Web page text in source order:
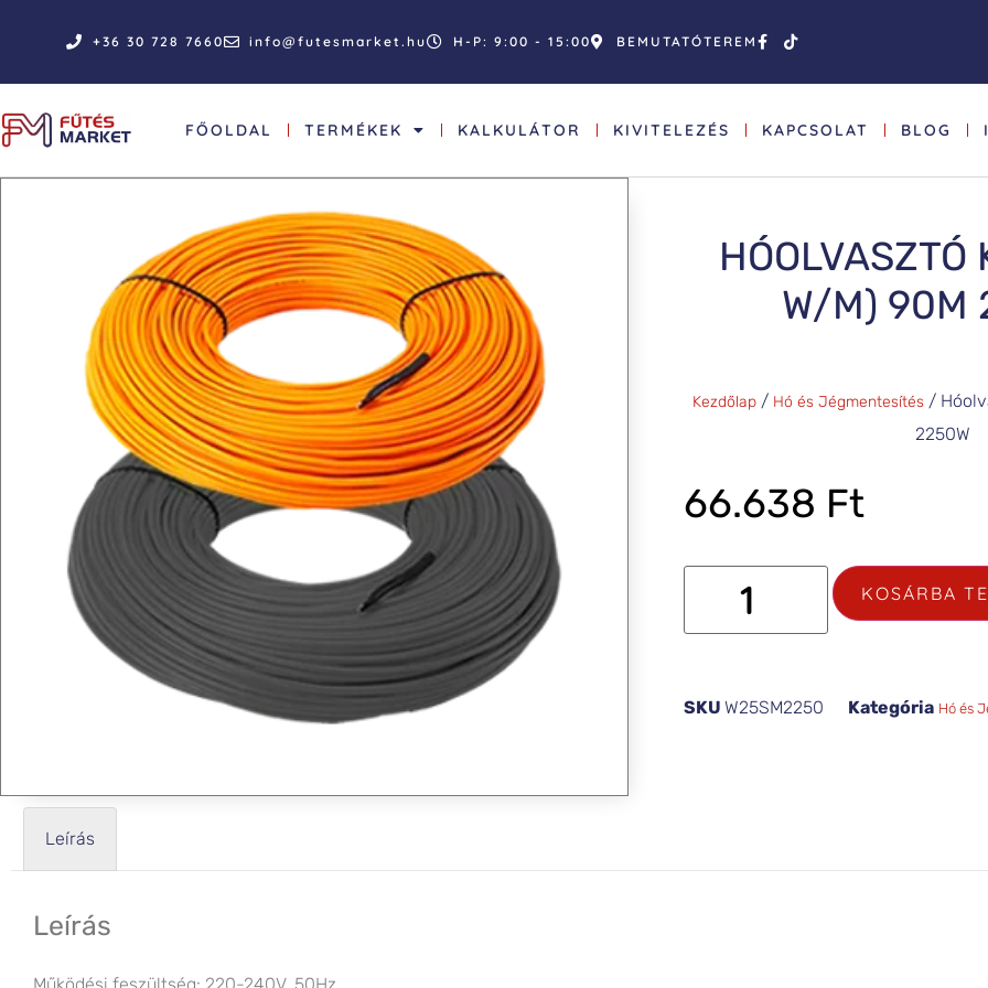
+36 30 728 7660 info@futesmarket.hu H-P: 9:00 - 15:00 BEMUTATÓTEREM
FŐOLDAL TERMÉKEK KALKULÁTOR KIVITELEZÉS KAPCSOLAT BLOG
HÓOLVASZTÓ
W/M) 90M
Kezdőlap / Hó és Jégmentesítés /
2250W
66.638 Ft
KOSÁRBA
SKU W25SM2250 Kategória Hó és
Leírás
Leírás